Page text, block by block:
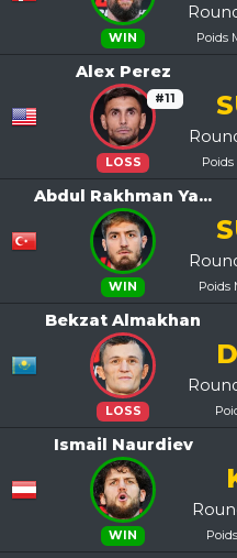
WIN Poids
Alex Perez
#11
LOSS
Abdul Rakhman Ya...
WIN Poids
Bekzat Almakhan
LOSS
Ismail Naurdiev
WIN